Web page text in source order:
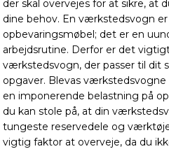
der skal overvejes for at sikre, at
dine behov. En værkstedsvogn
opbevaringsmøbel; det er en
arbejdsrutine. Derfor er det
værkstedsvogn, der passer til dit
opgaver. Blevas
en imponerende belastning på
du kan stole på, at din
tungeste reservedele og
vigtig faktor at overveje, da du